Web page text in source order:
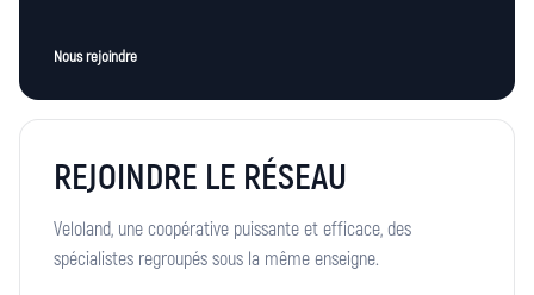
Nous rejoindre
REJOINDRE LE RÉSEAU
Veloland, une coopérative puissante et efficace, des
spécialistes regroupés sous la même enseigne.